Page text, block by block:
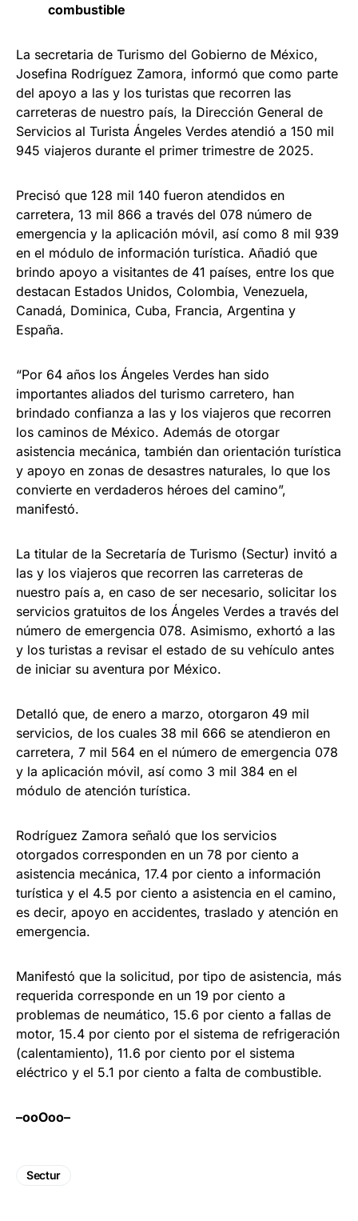
combustible
La secretaria de Turismo del Gobierno de México,
Josefina Rodríguez Zamora, informó que como parte
del apoyo a las y los turistas que recorren las
carreteras de nuestro país, la Dirección General de
Servicios al Turista Ángeles Verdes atendió a 150 mil
945 viajeros durante el primer trimestre de 2025.
Precisó que 128 mil 140 fueron atendidos en
carretera, 13 mil 866 a través del 078 número de
emergencia y la aplicación móvil, así como 8 mil 939
en el módulo de información turística. Añadió que
brindo apoyo a visitantes de 41 países, entre los que
destacan Estados Unidos, Colombia, Venezuela,
Canadá, Dominica, Cuba, Francia, Argentina y
España.
“Por 64 años los Ángeles Verdes han sido
importantes aliados del turismo carretero, han
brindado confianza a las y los viajeros que recorren
los caminos de México. Además de otorgar
asistencia mecánica, también dan orientación turística
y apoyo en zonas de desastres naturales, lo que los
convierte en verdaderos héroes del camino”,
manifestó.
La titular de la Secretaría de Turismo (Sectur) invitó a
las y los viajeros que recorren las carreteras de
nuestro país a, en caso de ser necesario, solicitar los
servicios gratuitos de los Ángeles Verdes a través del
número de emergencia 078. Asimismo, exhortó a las
y los turistas a revisar el estado de su vehículo antes
de iniciar su aventura por México.
Detalló que, de enero a marzo, otorgaron 49 mil
servicios, de los cuales 38 mil 666 se atendieron en
carretera, 7 mil 564 en el número de emergencia 078
y la aplicación móvil, así como 3 mil 384 en el
módulo de atención turística.
Rodríguez Zamora señaló que los servicios
otorgados corresponden en un 78 por ciento a
asistencia mecánica, 17.4 por ciento a información
turística y el 4.5 por ciento a asistencia en el camino,
es decir, apoyo en accidentes, traslado y atención en
emergencia.
Manifestó que la solicitud, por tipo de asistencia, más
requerida corresponde en un 19 por ciento a
problemas de neumático, 15.6 por ciento a fallas de
motor, 15.4 por ciento por el sistema de refrigeración
(calentamiento), 11.6 por ciento por el sistema
eléctrico y el 5.1 por ciento a falta de combustible.
–ooOoo–
Sectur